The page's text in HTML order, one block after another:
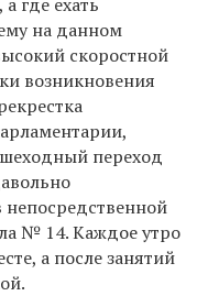
на данном
скоростной
возникновения
переход
непосредственной
№ 14. Каждое утро
а после занятий